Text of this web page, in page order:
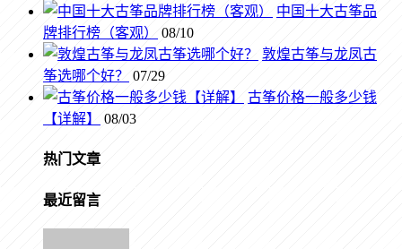
中国十大古筝品
牌排行榜（客观）
08/10
敦煌古筝与龙凤古
筝选哪个好？
07/29
古筝价格一般多少钱
【详解】
08/03
热门文章
最近留言